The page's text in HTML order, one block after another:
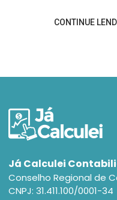
CONTINUE
Já Calculei
Conselho Regional de
CNPJ: 31.411.100/0001-34